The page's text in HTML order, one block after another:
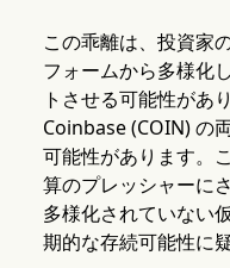
この乖離は、投資家
フォームから多様化
トさせる可能性があ
Coinbase (COIN) の
可能性があります。
算のプレッシャーに
多様化されていない
期的な存続可能性に